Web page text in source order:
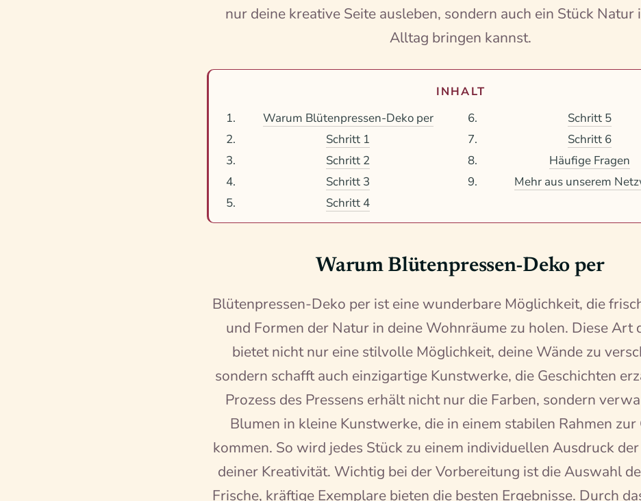
nur deine kreative Seite ausleben, sondern auch ein Stück Natur
Alltag bringen kannst.
INHALT
Warum Blütenpressen-Deko per
Schritt 1
Schritt 2
Schritt 3
Schritt 4
Schritt 5
Schritt 6
Häufige Fragen
Mehr aus unserem
Warum Blütenpressen-Deko per
Blütenpressen-Deko per ist eine wunderbare Möglichkeit, die
und Formen der Natur in deine Wohnräume zu holen. Diese Art
bietet nicht nur eine stilvolle Möglichkeit, deine Wände zu
sondern schafft auch einzigartige Kunstwerke, die Geschichten
Prozess des Pressens erhält nicht nur die Farben, sondern
Blumen in kleine Kunstwerke, die in einem stabilen Rahmen zur
kommen. So wird jedes Stück zu einem individuellen Ausdruck
deiner Kreativität. Wichtig bei der Vorbereitung ist die Auswahl
Frische, kräftige Exemplare bieten die besten Ergebnisse. Durch